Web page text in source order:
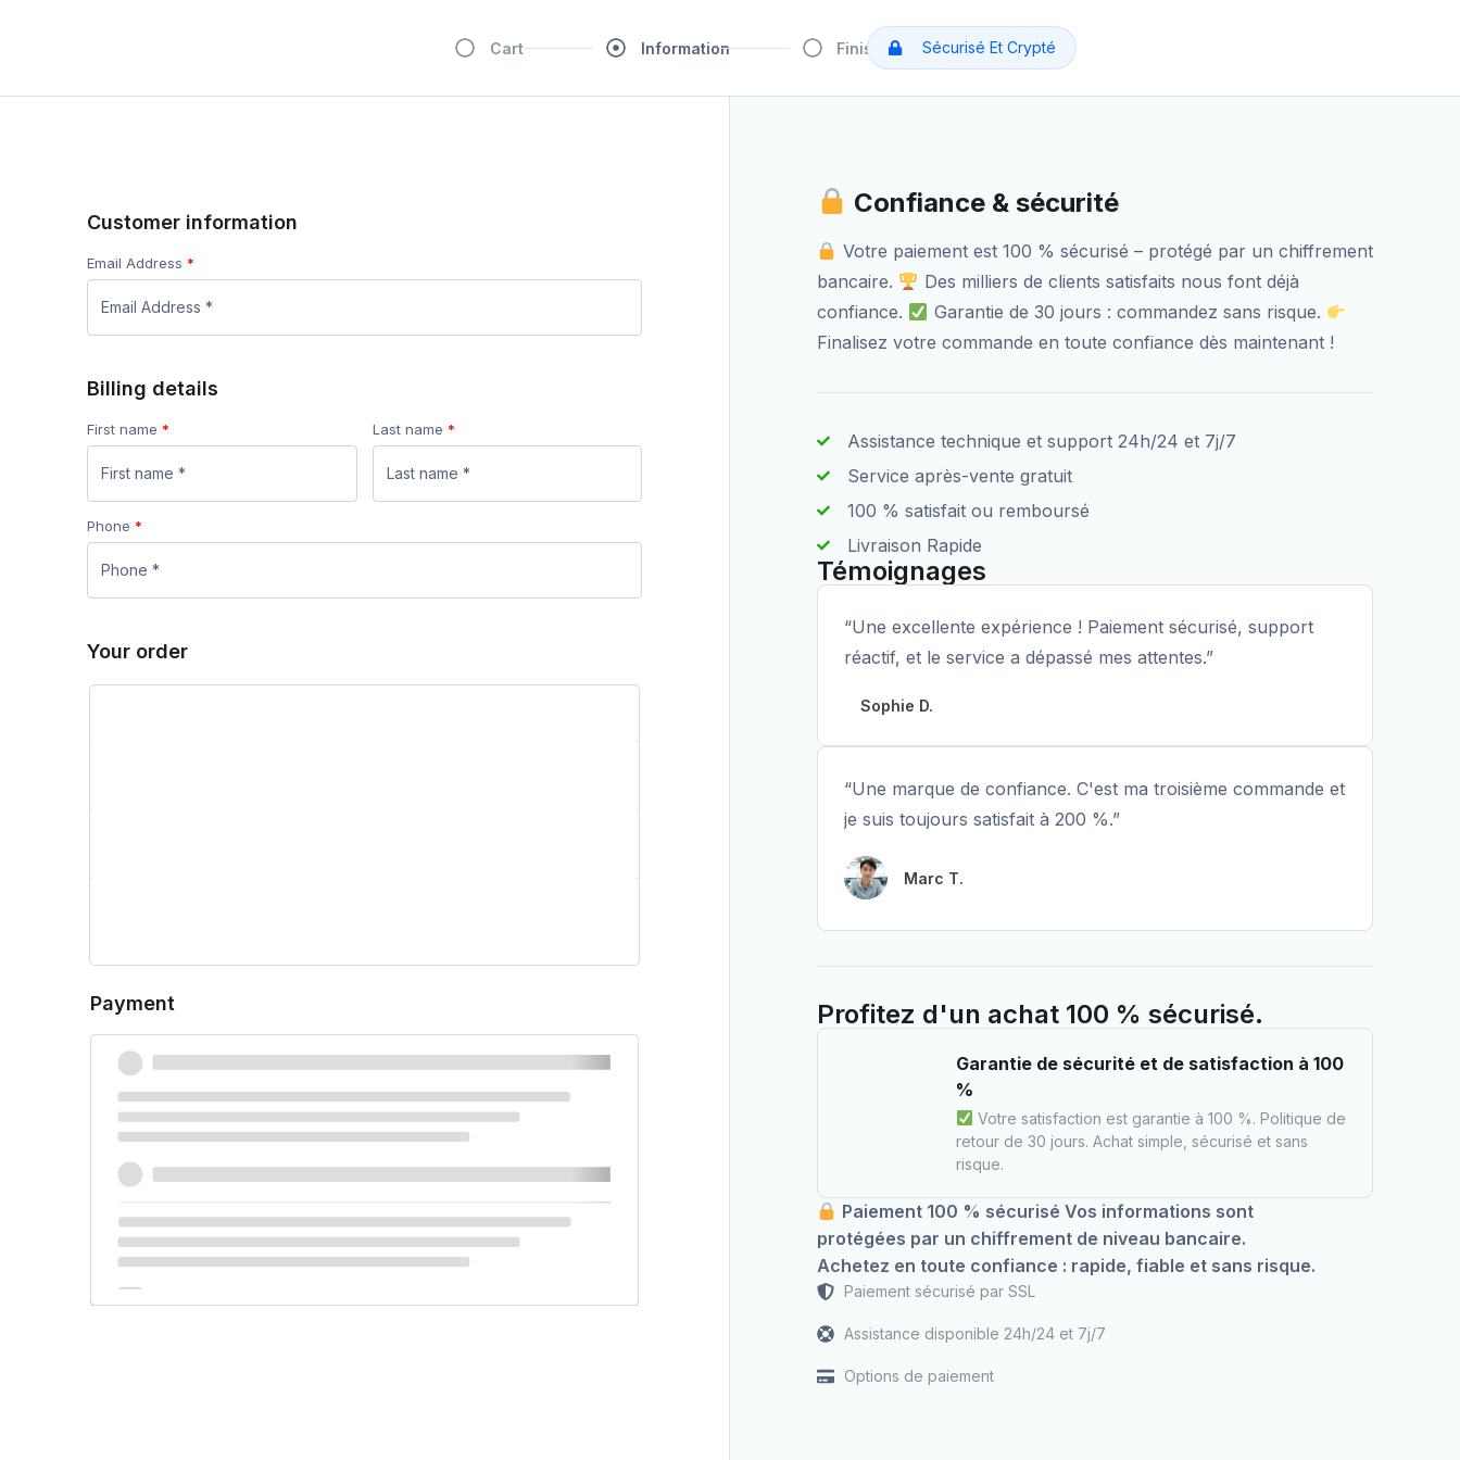
Cart Information Finish Sécurisé Et Crypté
Customer information
Email Address *
Billing details
First name * Last name *
Phone *
Your order
Payment
Credit Card (Stripe)
Accept Payments Credit Card (Stripe)
Your personal data will be used to process your order, support your experience
throughout this website, and for other purposes described in ourprivacy policy
Confiance & sécurité
Votre paiement est 100 % sécurisé – protégé par un chiffrement
bancaire.
Des milliers de clients satisfaits nous font déjà
confiance.
Garantie de 30 jours : commandez sans risque.
Finalisez votre commande en toute confiance dès maintenant !
Assistance technique et support 24h/24 et 7j/7
Service après-vente gratuit
100 % satisfait ou remboursé
Livraison Rapide
Témoignages
“Une excellente expérience ! Paiement sécurisé, support
réactif, et le service a dépassé mes attentes.”
Sophie D.
“Une marque de confiance. C'est ma troisième commande et
je suis toujours satisfait à 200 %.”
Marc T.
Profitez d'un achat 100 % sécurisé.
Garantie de sécurité et de satisfaction à 100
%
Votre satisfaction est garantie à 100 %. Politique de
retour de 30 jours. Achat simple, sécurisé et sans
risque.
Paiement 100 % sécurisé Vos informations sont
protégées par un chiffrement de niveau bancaire.
Achetez en toute confiance : rapide, fiable et sans risque.
Paiement sécurisé par SSL
Assistance disponible 24h/24 et 7j/7
Options de paiement